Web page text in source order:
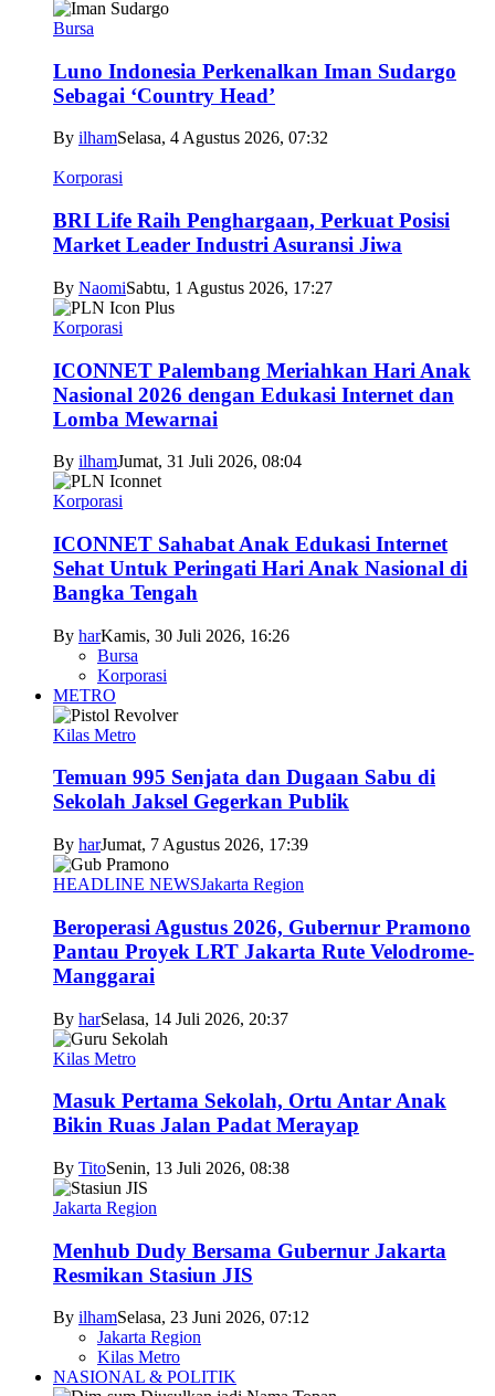
Bursa
Luno Indonesia Perkenalkan Iman Sudargo
Sebagai ‘Country Head’
By ilhamSelasa, 4 Agustus 2026, 07:32
Korporasi
BRI Life Raih Penghargaan, Perkuat Posisi
Market Leader Industri Asuransi Jiwa
By NaomiSabtu, 1 Agustus 2026, 17:27
Korporasi
ICONNET Palembang Meriahkan Hari Anak
Nasional 2026 dengan Edukasi Internet dan
Lomba Mewarnai
By ilhamJumat, 31 Juli 2026, 08:04
Korporasi
ICONNET Sahabat Anak Edukasi Internet
Sehat Untuk Peringati Hari Anak Nasional di
Bangka Tengah
By harKamis, 30 Juli 2026, 16:26
Bursa
Korporasi
METRO
Kilas Metro
Temuan 995 Senjata dan Dugaan Sabu di
Sekolah Jaksel Gegerkan Publik
By harJumat, 7 Agustus 2026, 17:39
HEADLINE NEWSJakarta Region
Beroperasi Agustus 2026, Gubernur Pramono
Pantau Proyek LRT Jakarta Rute Velodrome-
Manggarai
By harSelasa, 14 Juli 2026, 20:37
Kilas Metro
Masuk Pertama Sekolah, Ortu Antar Anak
Bikin Ruas Jalan Padat Merayap
By TitoSenin, 13 Juli 2026, 08:38
Jakarta Region
Menhub Dudy Bersama Gubernur Jakarta
Resmikan Stasiun JIS
By ilhamSelasa, 23 Juni 2026, 07:12
Jakarta Region
Kilas Metro
NASIONAL & POLITIK